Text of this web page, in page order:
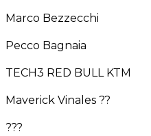
Marco Bezzecchi
Pecco Bagnaia
TECH3 RED BULL KTM
Maverick Vinales ??
???